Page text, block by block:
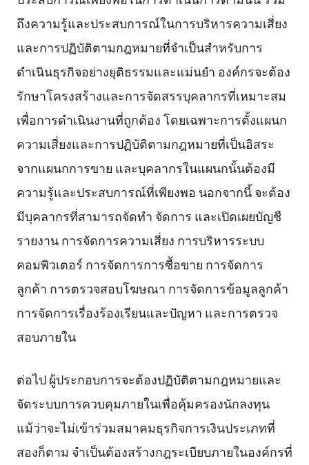
ถึงความรู้และประสบการณ์ในการบริหารความเสี่ยง
และการปฏิบัติตามกฎหมายที่จำเป็นสำหรับการ
ดำเนินธุรกิจอย่างยุติธรรมและแม่นยำ องค์กรจะต้อง
รักษาโครงสร้างและการจัดสรรบุคลากรที่เหมาะสม
เพื่อการดำเนินงานที่ถูกต้อง โดยเฉพาะการตั้งแผนก
ความเสี่ยงและการปฏิบัติตามกฎหมายที่เป็นอิสระ
จากแผนกการขาย และบุคลากรในแผนกนั้นต้องมี
ความรู้และประสบการณ์ที่เพียงพอ นอกจากนี้ จะต้อง
มีบุคลากรที่สามารถจัดทำ จัดการ และเปิดเผยบัญชี
รายงาน การจัดการความเสี่ยง การบริหารระบบ
คอมพิวเตอร์ การจัดการการซื้อขาย การจัดการ
ลูกค้า การตรวจสอบโฆษณา การจัดการข้อมูลลูกค้า
การจัดการเรื่องร้องเรียนและปัญหา และการตรวจ
สอบภายใน
ต่อไป ผู้ประกอบการจะต้องปฏิบัติตามกฎหมายและ
จัดระบบการควบคุมภายในเพื่อคุ้มครองนักลงทุน
แม้ว่าจะไม่เข้าร่วมสมาคมธุรกิจการเงินประเภทที่
สองก็ตาม จำเป็นต้องสร้างกฎระเบียบภายในองค์กรที่